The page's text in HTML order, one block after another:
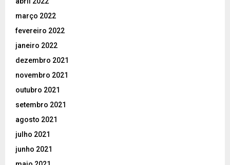
março 2022
fevereiro 2022
janeiro 2022
dezembro 2021
novembro 2021
outubro 2021
setembro 2021
agosto 2021
julho 2021
junho 2021